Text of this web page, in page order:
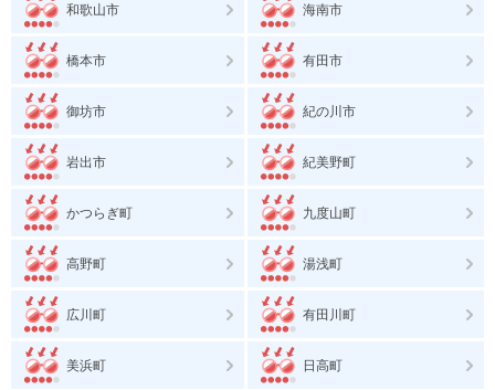
和歌山市 海南市
橋本市 有田市
御坊市 紀の川市
岩出市 紀美野町
かつらぎ町 九度山町
高野町 湯浅町
広川町 有田川町
美浜町 日高町